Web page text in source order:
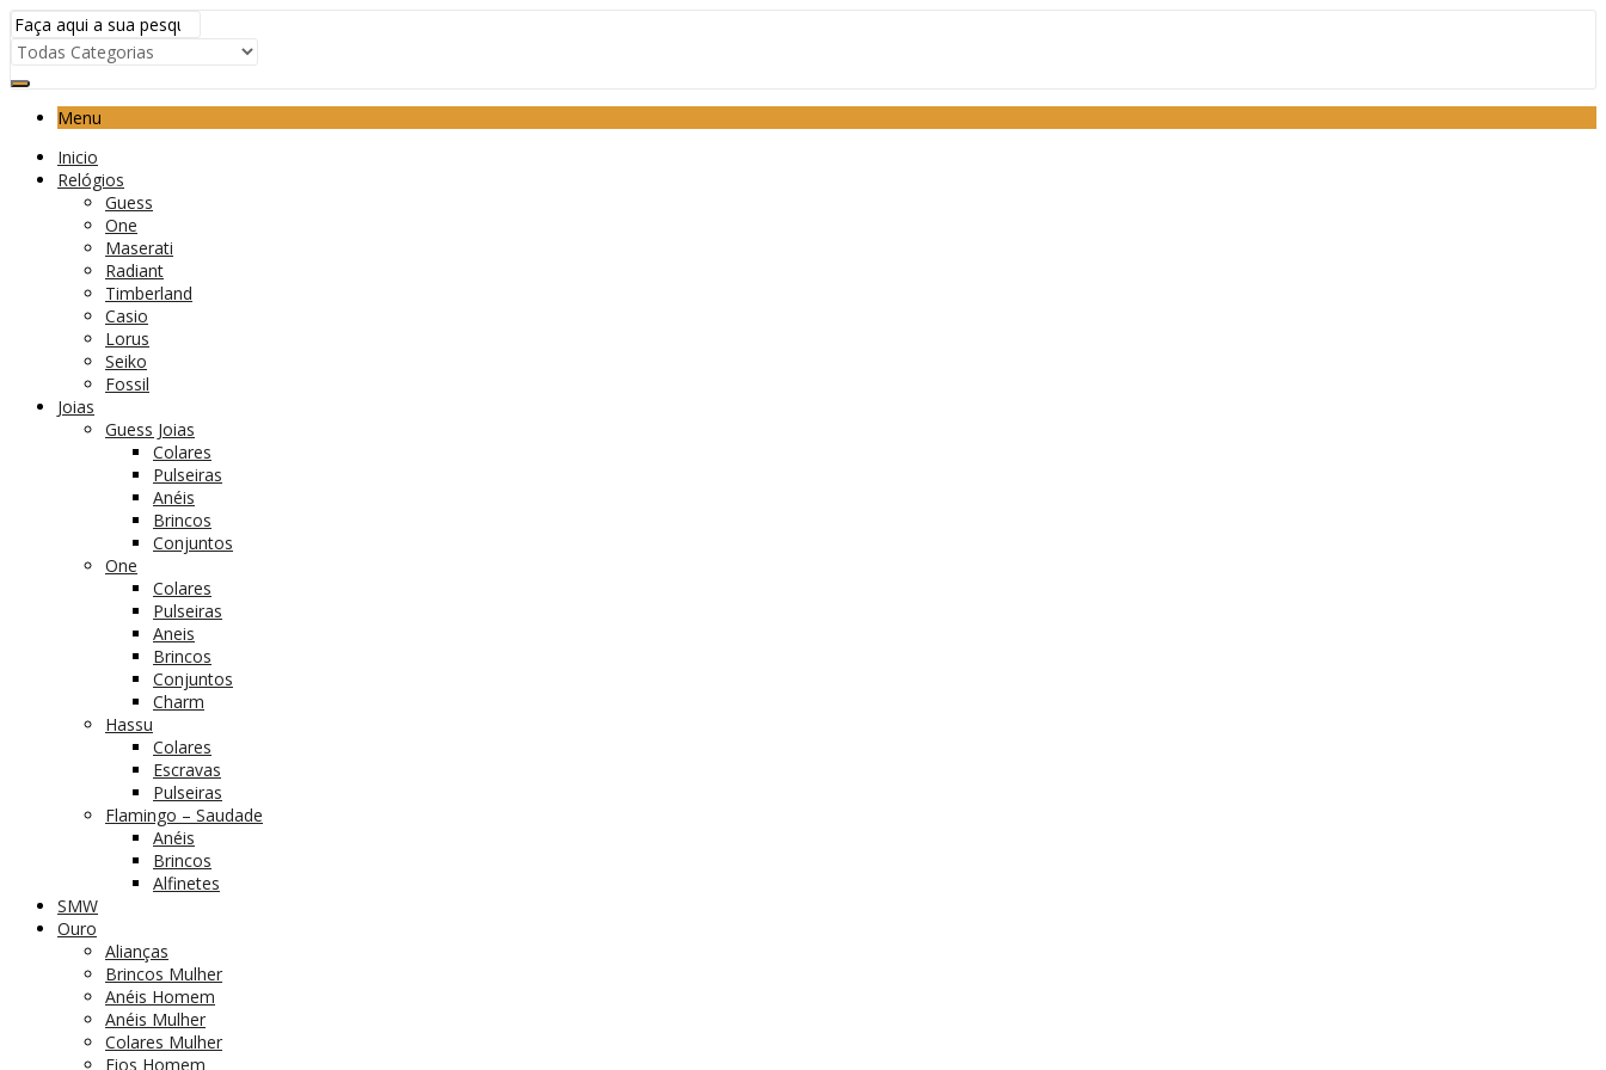
Menu
Inicio
Relógios
Guess
One
Maserati
Radiant
Timberland
Casio
Lorus
Seiko
Fossil
Joias
Guess Joias
Colares
Pulseiras
Anéis
Brincos
Conjuntos
One
Colares
Pulseiras
Aneis
Brincos
Conjuntos
Charm
Hassu
Colares
Escravas
Pulseiras
Flamingo – Saudade
Anéis
Brincos
Alfinetes
SMW
Ouro
Alianças
Brincos Mulher
Anéis Homem
Anéis Mulher
Colares Mulher
Fios Homem